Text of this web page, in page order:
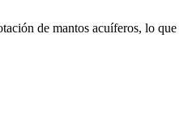
de mantos acuíferos, lo que